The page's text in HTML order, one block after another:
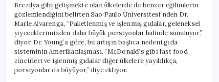
Brezilya gibi gelişmekte olan ülkelerde de benzer eğilimlerin
gözlemlendiğini belirten Sao Paulo Üniversitesi’nden Dr.
Marle Alvarenga, “Paketlenmiş ve işlenmiş gıdalar, geleneksel
yiyeceklerimizden daha büyük porsiyonlar halinde sunuluyor,”
diyor. Dr. Young’a göre, bu artışın başlıca nedeni gıda
sisteminin Amerikanlaşması. “McDonald’s gibi fast food
zincirleri ve işlenmiş gıdalar diğer ülkelere yayıldıkça,
porsiyonlar da büyüyor,” diye ekliyor.